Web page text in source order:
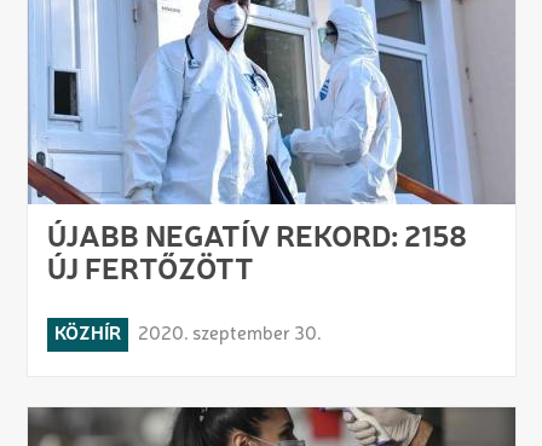
ÚJABB NEGATÍV REKORD: 2158
ÚJ FERTŐZÖTT
KÖZHÍR 2020. szeptember 30.